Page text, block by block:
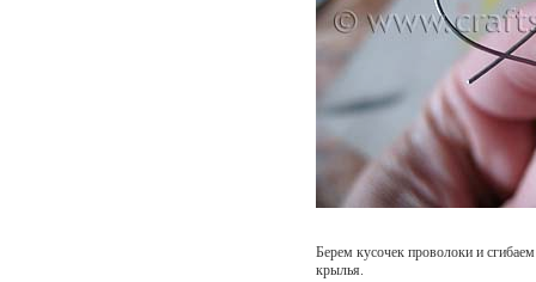
Берем кусочек проволоки и
крылья.